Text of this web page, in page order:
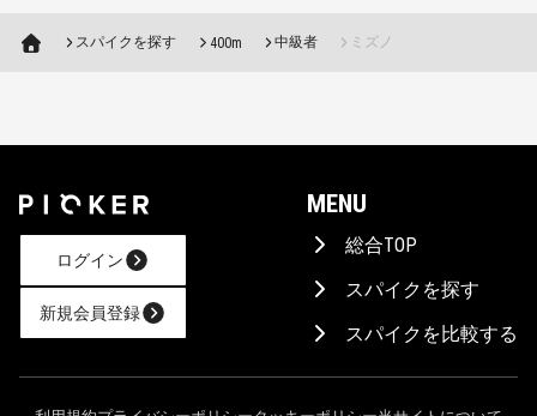
AIに相談！
スパイクを探す 400m 中級者 ミズノ
ログイン
新規会員登録
MENU
総合TOP
スパイクを探す
スパイクを比較する